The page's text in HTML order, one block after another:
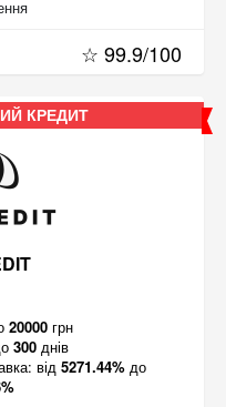
☆ 99.9/100
КРЕДИТ
20000грн
300 днів
від 5271.44%до